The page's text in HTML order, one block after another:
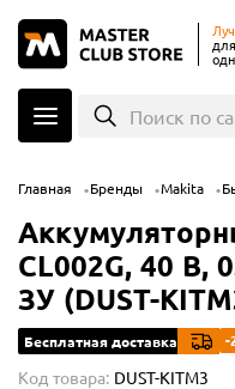
Поиск по
Главная Бренды Makita
CL002G, 40 В,
ЗУ (DUST-
Бесплатная доставка -
Код товара: DUST-KITM3